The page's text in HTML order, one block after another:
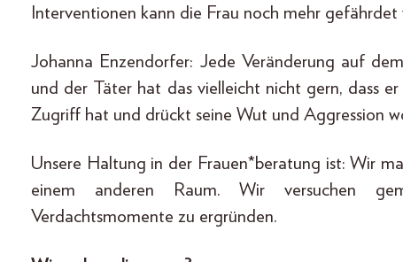
Interventionen kann die Frau noch mehr gefährdet
Johanna Enzendorfer: Jede Veränderung auf
und der Täter hat das vielleicht nicht gern, dass
Zugriff hat und drückt seine Wut und Aggression
Unsere Haltung in der Frauen*beratung ist: Wir
einem anderen Raum. Wir versuchen
Verdachtsmomente zu ergründen.